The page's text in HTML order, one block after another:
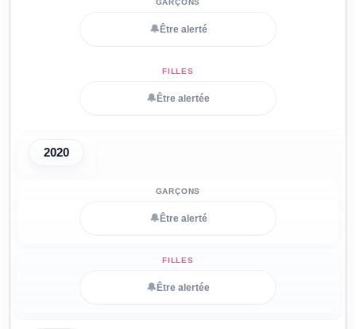
🔔 Être alerté
🔔 Être alertée
2020
🔔 Être alerté
🔔 Être alertée